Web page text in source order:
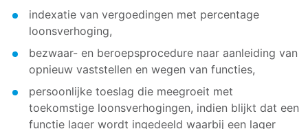
indexatie van vergoedingen met percentage
loonsverhoging,
bezwaar- en beroepsprocedure naar aanleiding van
opnieuw vaststellen en wegen van functies,
persoonlijke toeslag die meegroeit met
toekomstige loonsverhogingen, indien blijkt dat een
functie lager wordt ingedeeld waarbij een lager